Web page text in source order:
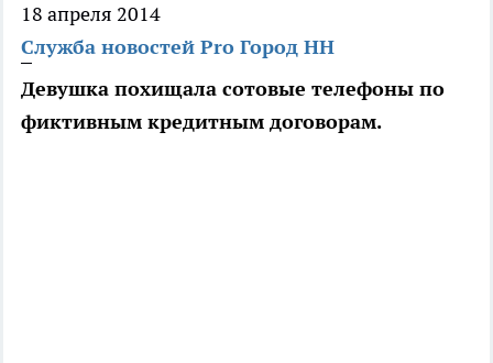
18 апреля 2014
Служба новостей Pro Город НН
Девушка похищала сотовые телефоны по
фиктивным кредитным договорам.